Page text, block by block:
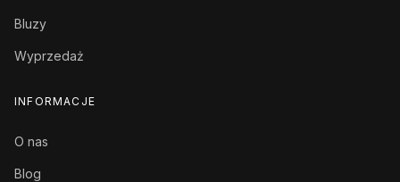
Bluzy
Wyprzedaż
INFORMACJE
O nas
Blog